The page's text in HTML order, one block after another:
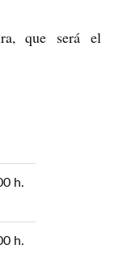
que será el
h.
h.